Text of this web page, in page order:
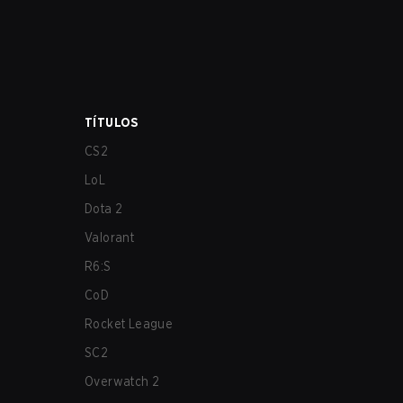
TÍTULOS
CS2
LoL
Dota 2
Valorant
R6:S
CoD
Rocket League
SC2
Overwatch 2